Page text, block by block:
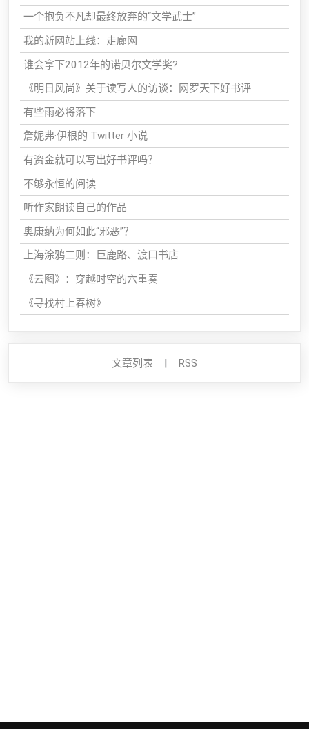
一个抱负不凡却最终放弃的“文学武士”
我的新网站上线：走廊网
谁会拿下2012年的诺贝尔文学奖?
《明日风尚》关于读写人的访谈：网罗天下好书评
有些雨必将落下
詹妮弗·伊根的 Twitter 小说
有资金就可以写出好书评吗？
不够永恒的阅读
听作家朗读自己的作品
奥康纳为何如此“邪恶”？
上海涂鸦二则：巨鹿路、渡口书店
《云图》：穿越时空的六重奏
《寻找村上春树》
文章列表 RSS